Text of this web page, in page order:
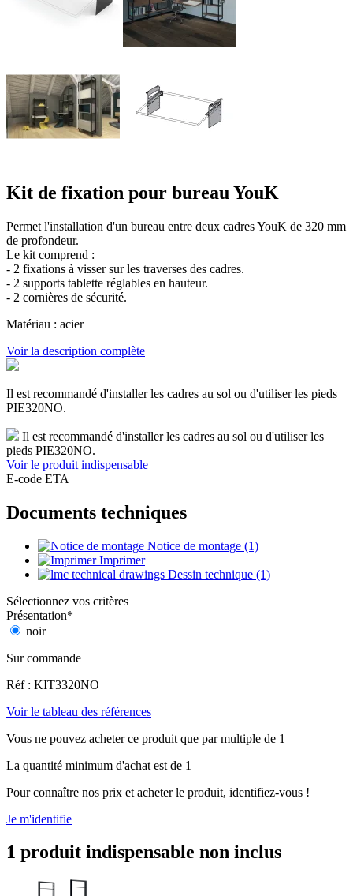
Kit de fixation pour bureau YouK
Permet l'installation d'un bureau entre deux cadres YouK de 320 mm
de profondeur.
Le kit comprend :
- 2 fixations à visser sur les traverses des cadres.
- 2 supports tablette réglables en hauteur.
- 2 cornières de sécurité.
Matériau : acier
Voir la description complète
Il est recommandé d'installer les cadres au sol ou d'utiliser les pieds
PIE320NO.
Il est recommandé d'installer les cadres au sol ou d'utiliser les
pieds PIE320NO.
Voir le produit indispensable
E-code ETA
Documents techniques
Notice de montage (1)
Imprimer
Dessin technique (1)
Sélectionnez vos critères
Présentation*
noir
Sur commande
Réf : KIT3320NO
Voir le tableau des références
Vous ne pouvez acheter ce produit que par multiple de 1
La quantité minimum d'achat est de 1
Pour connaître nos prix et acheter le produit, identifiez-vous !
Je m'identifie
1 produit indispensable non inclus